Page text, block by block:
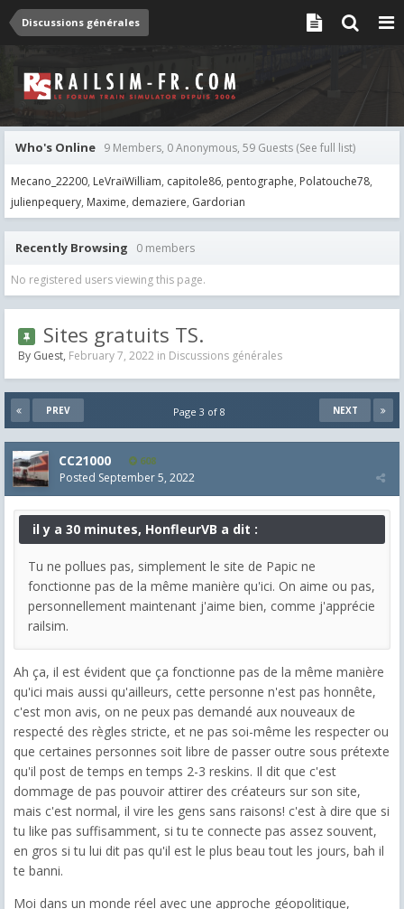
Discussions générales
Who's Online 9 Members, 0 Anonymous, 59 Guests (See full list)
Mecano_22200 LeVraiWilliam capitole86 pentographe Polatouche78
julienpequery Maxime demaziere Gardorian
Recently Browsing 0 members
No registered users viewing this page.
Sites gratuits TS.
By Guest, February 7, 2022 in Discussions générales
PREV NEXT
Page 3 of 8
CC21000 608
Posted September 5, 2022
il y a 30 minutes, HonfleurVB a dit :
Tu ne pollues pas, simplement le site de Papic ne
fonctionne pas de la même manière qu'ici. On aime ou pas,
personnellement maintenant j'aime bien, comme j'apprécie
railsim.
Ah ça, il est évident que ça fonctionne pas de la même manière
qu'ici mais aussi qu'ailleurs, cette personne n'est pas honnête,
c'est mon avis, on ne peux pas demandé aux nouveaux de
respecté des règles stricte, et ne pas soi-même les respecter ou
que certaines personnes soit libre de passer outre sous prétexte
qu'il post de temps en temps 2-3 reskins. Il dit que c'est
dommage de pas pouvoir attirer des créateurs sur son site,
mais c'est normal, il vire les gens sans raisons! c'est à dire que si
tu like pas suffisamment, si tu te connecte pas assez souvent,
en gros si tu lui dit pas qu'il est le plus beau tout les jours, bah il
te banni.
Moi dans un monde réel avec une approche géopolitique,